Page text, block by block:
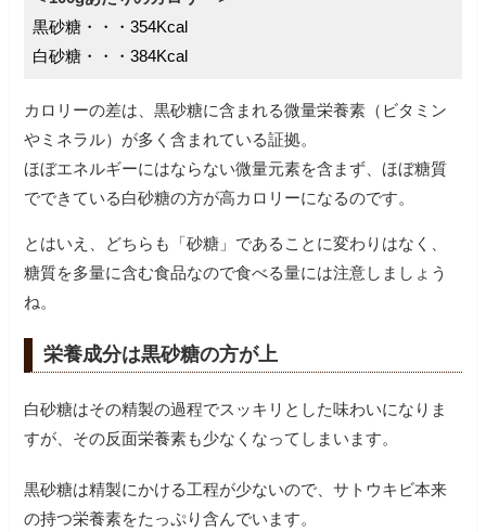
黒砂糖・・・354Kcal
白砂糖・・・384Kcal
カロリーの差は、黒砂糖に含まれる微量栄養素（ビタミン
やミネラル）が多く含まれている証拠。
ほぼエネルギーにはならない微量元素を含まず、ほぼ糖質
でできている白砂糖の方が高カロリーになるのです。
とはいえ、どちらも「砂糖」であることに変わりはなく、
糖質を多量に含む食品なので食べる量には注意しましょう
ね。
栄養成分は黒砂糖の方が上
白砂糖はその精製の過程でスッキリとした味わいになりま
すが、その反面栄養素も少なくなってしまいます。
黒砂糖は精製にかける工程が少ないので、サトウキビ本来
の持つ栄養素をたっぷり含んでいます。